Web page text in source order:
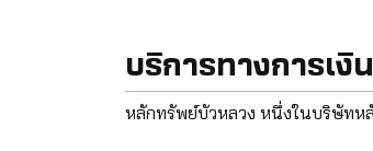
บริการทางการเ
หลักทรัพย์บัวหลวง หนึ่งในบริษัทห